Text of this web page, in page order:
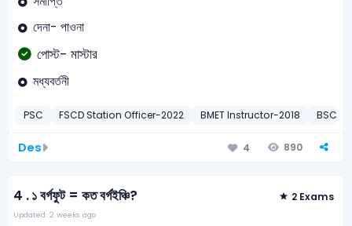
দেনা- পাওনা
পোস্ট- মাস্টার
মধ্যবর্তনী
PSC FSCD Station Officer-2022 BMET Instructor-2018 BSC –
Des 4 890
4 .১ বর্গফুট = কত বর্গইঞ্চি? 2 Exams
Updated: 2 weeks ago